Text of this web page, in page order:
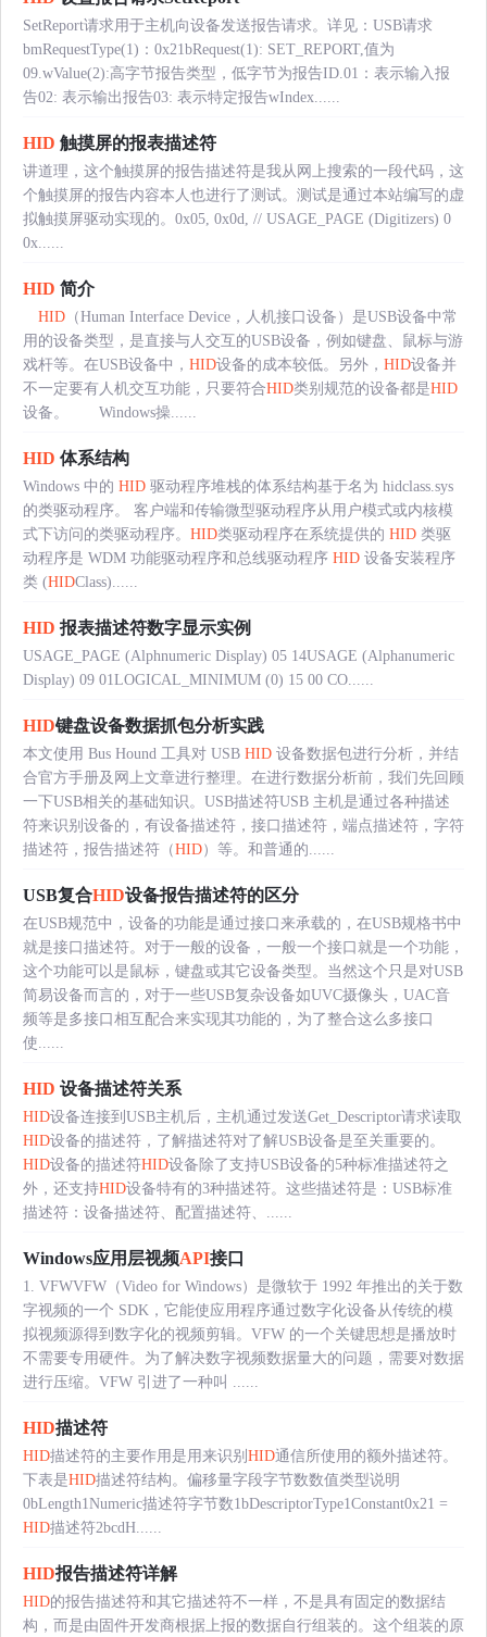
SetReport请求用于主机向设备发送报告请求。详见：USB请求
bmRequestType(1)：0x21bRequest(1): SET_REPORT,值为
09.wValue(2):高字节报告类型，低字节为报告ID.01：表示输入报
告02: 表示输出报告03: 表示特定报告wIndex......
HID 触摸屏的报表描述符
讲道理，这个触摸屏的报告描述符是我从网上搜索的一段代码，这
个触摸屏的报告内容本人也进行了测试。测试是通过本站编写的虚
拟触摸屏驱动实现的。0x05, 0x0d, // USAGE_PAGE (Digitizers) 0
0x......
HID 简介
HID （Human Interface Device，人机接口设备）是USB设备中常
用的设备类型，是直接与人交互的USB设备，例如键盘、鼠标与游
戏杆等。在USB设备中， HID设备的成本较低。另外， HID设备并
不一定要有人机交互功能，只要符合HID类别规范的设备都是HID
设备。 Windows操......
HID 体系结构
Windows 中的 HID 驱动程序堆栈的体系结构基于名为 hidclass.sys
的类驱动程序。 客户端和传输微型驱动程序从用户模式或内核模
式下访问的类驱动程序。 HID类驱动程序在系统提供的 HID 类驱
动程序是 WDM 功能驱动程序和总线驱动程序 HID 设备安装程序
类 (HIDClass)......
HID 报表描述符数字显示实例
USAGE_PAGE (Alphnumeric Display) 05 14USAGE (Alphanumeric
Display) 09 01LOGICAL_MINIMUM (0) 15 00 CO......
HID键盘设备数据抓包分析实践
本文使用 Bus Hound 工具对 USB HID 设备数据包进行分析，并结
合官方手册及网上文章进行整理。在进行数据分析前，我们先回顾
一下USB相关的基础知识。USB描述符USB 主机是通过各种描述
符来识别设备的，有设备描述符，接口描述符，端点描述符，字符
描述符，报告描述符（HID）等。和普通的......
USB复合HID设备报告描述符的区分
在USB规范中，设备的功能是通过接口来承载的，在USB规格书中
就是接口描述符。对于一般的设备，一般一个接口就是一个功能，
这个功能可以是鼠标，键盘或其它设备类型。当然这个只是对USB
简易设备而言的，对于一些USB复杂设备如UVC摄像头，UAC音
频等是多接口相互配合来实现其功能的，为了整合这么多接口
使......
HID 设备描述符关系
HID设备连接到USB主机后，主机通过发送Get_Descriptor请求读取
HID设备的描述符，了解描述符对了解USB设备是至关重要的。
HID设备的描述符HID设备除了支持USB设备的5种标准描述符之
外，还支持HID设备特有的3种描述符。这些描述符是：USB标准
描述符：设备描述符、配置描述符、......
Windows应用层视频API接口
1. VFWVFW（Video for Windows）是微软于 1992 年推出的关于数
字视频的一个 SDK，它能使应用程序通过数字化设备从传统的模
拟视频源得到数字化的视频剪辑。VFW 的一个关键思想是播放时
不需要专用硬件。为了解决数字视频数据量大的问题，需要对数据
进行压缩。VFW 引进了一种叫 ......
HID描述符
HID描述符的主要作用是用来识别 HID通信所使用的额外描述符。
下表是HID描述符结构。偏移量字段字节数数值类型说明
0bLength1Numeric描述符字节数1bDescriptorType1Constant0x21 =
HID描述符2bcdH......
HID报告描述符详解
HID的报告描述符和其它描述符不一样，不是具有固定的数据结
构，而是由固件开发商根据上报的数据自行组装的。这个组装的原